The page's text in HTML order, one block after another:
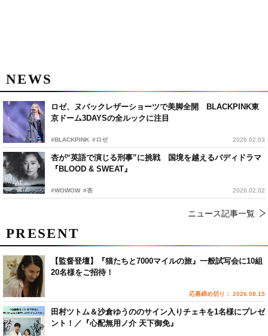
NEWS
ロゼ、ヌバックレザーショーツで美脚全開 BLACKPINK東
京ドーム3DAYSの全ルックに注目
#BLACKPINK #ロゼ 2026.02.03
杏が“英語で演じる刑事”に挑戦 国境を越えるバディドラマ
『BLOOD & SWEAT』
#WOWOW #杏 2026.02.02
ニュース記事一覧
PRESENT
【監督登壇】『猫たちと7000マイルの旅』一般試写会に10組
20名様をご招待！
応募締め切り： 2026.08.15
田村ツトム＆沙倉ゆうののサイン入りチェキを1名様にプレゼ
ント！／『心配無用ノ介 天下御免』